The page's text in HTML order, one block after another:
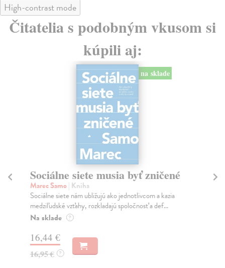
High-contrast mode
Čitatelia s podobným vkusom si
kúpili aj:
na sklade
Sociálne siete musia byť zničené
Marec Samo| Kniha
Sociálne siete nám ubližujú ako jednotlivcom a kazia
medziľudské vzťahy, rozkladajú spoločnosť a def...
Na sklade ?
16,44 €
16,95 € ?